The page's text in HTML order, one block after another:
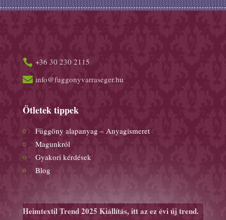
 +36 30 230 2115
 info@fuggonyvarraseger.hu
Ötletek tippek
Függöny alapanyag – Anyagismeret
Magunkról
Gyakori kérdések
Blog
Heimtextil Trend 2025 Kiállítás, itt az ez évi új trend.